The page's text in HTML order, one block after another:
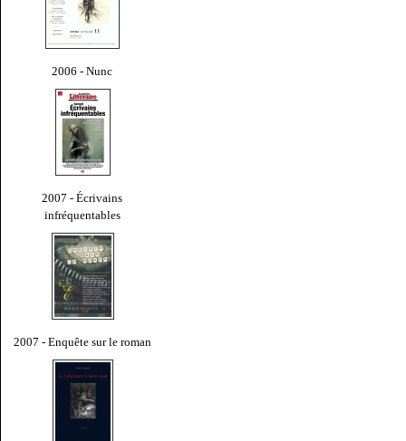
2006 - Nunc
2007 - Écrivains
infréquentables
2007 - Enquête sur le roman